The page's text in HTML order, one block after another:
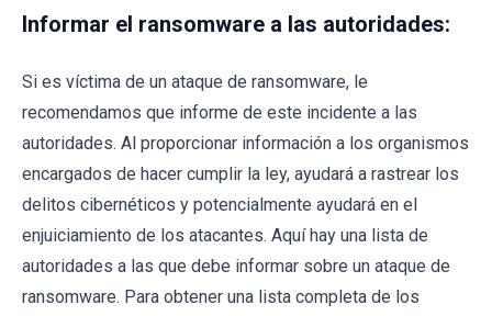
Informar el ransomware a las autoridades:
Si es víctima de un ataque de ransomware, le
recomendamos que informe de este incidente a las
autoridades. Al proporcionar información a los organismos
encargados de hacer cumplir la ley, ayudará a rastrear los
delitos cibernéticos y potencialmente ayudará en el
enjuiciamiento de los atacantes. Aquí hay una lista de
autoridades a las que debe informar sobre un ataque de
ransomware. Para obtener una lista completa de los